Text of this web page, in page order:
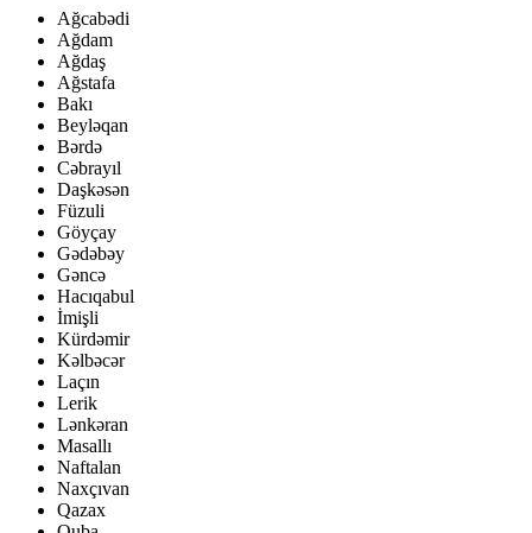
Ağcabədi
Ağdam
Ağdaş
Ağstafa
Bakı
Beyləqan
Bərdə
Cəbrayıl
Daşkəsən
Füzuli
Göyçay
Gədəbəy
Gəncə
Hacıqabul
İmişli
Kürdəmir
Kəlbəcər
Laçın
Lerik
Lənkəran
Masallı
Naftalan
Naxçıvan
Qazax